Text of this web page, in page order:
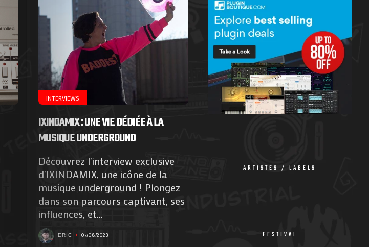
INTERVIEWS
IXINDAMIX : UNE VIE DÉDIÉE À LA
MUSIQUE UNDERGROUND
Découvrez l'interview exclusive
d'IXINDAMIX, une icône de la
musique underground ! Plongez
dans son parcours captivant, ses
influences, et...
ERIC 07/08/2023
ARTISTES / LABELS
FESTIVAL